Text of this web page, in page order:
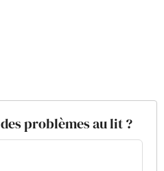
problèmes au lit ?